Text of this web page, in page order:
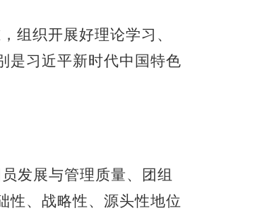
组织开展好理论学习、
是习近平新时代中国特色
发展与管理质量、团组
性、战略性、源头性地位